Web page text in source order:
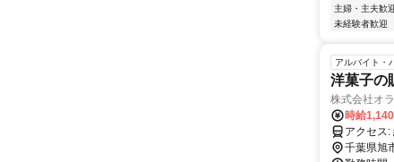
主婦・主夫歓
未経験者歓迎
アルバイト・
洋菓子の
株式会社オ
時給
千葉県旭